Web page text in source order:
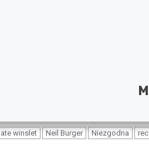
winslet Neil Burger Niezgodna